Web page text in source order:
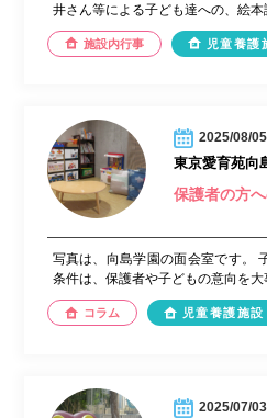
井さん等による子ども達への、絵
施設内行事 児童養護
2025/08/05
東京愛育苑向
保護者の方
写真は、向島学園の面会室です。
条件は、保護者や子どもの意向を大
コラム 児童養護施設
2025/07/03